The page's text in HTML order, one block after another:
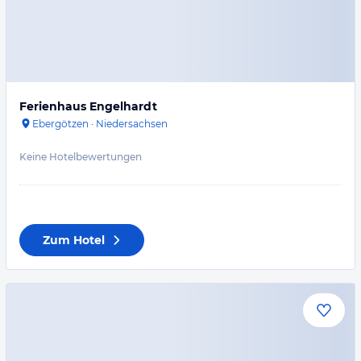
Ferienhaus Engelhardt
Ebergötzen · Niedersachsen
Keine Hotelbewertungen
Zum Hotel